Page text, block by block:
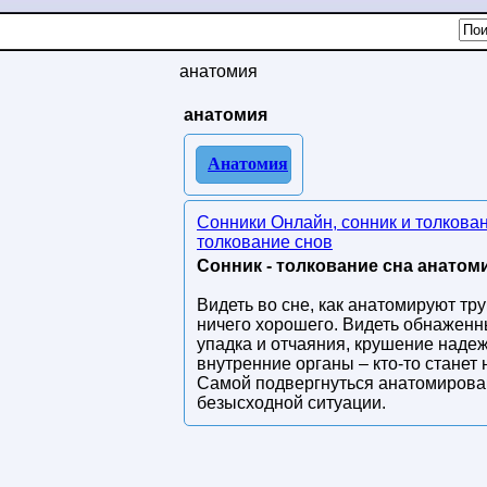
анатомия
анатомия
Анатомия
Сонники Онлайн, сонник и
толкование снов
Сонник - толкование сна
Видеть во сне, как анатомируют
ничего хорошего. Видеть
упадка и отчаяния, крушение
внутренние органы – кто-то
Самой подвергнуться
безысходной ситуации.